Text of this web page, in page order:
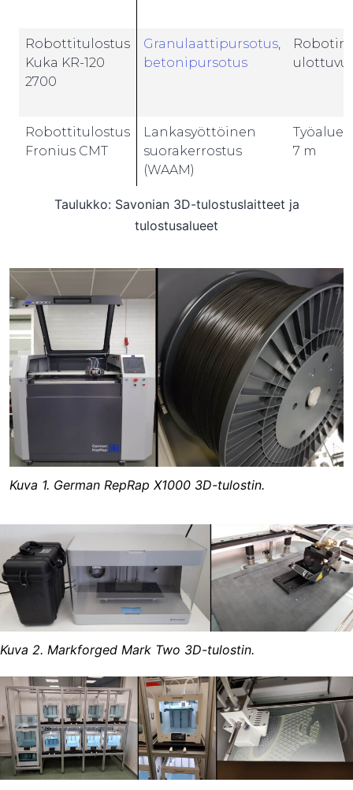
Robottitulostus
Kuka KR-120
2700
Granulaattipursotus
betonipursotus
Robotin
Robottitulostus
Fronius CMT
Lankasyöttöinen
suorakerrostus
(WAAM)
7 m
Taulukko: Savonian 3D-tulostuslaitteet ja
tulostusalueet
Kuva 1. German RepRap X1000 3D-tulostin.
Kuva 2. Markforged Mark Two 3D-tulostin.